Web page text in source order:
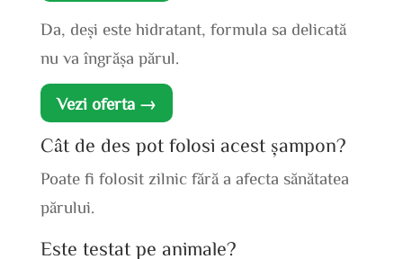
Da, deși este hidratant, formula sa delicată
nu va îngrășa părul.
Vezi oferta →
Cât de des pot folosi acest șampon?
Poate fi folosit zilnic fără a afecta sănătatea
părului.
Este testat pe animale?